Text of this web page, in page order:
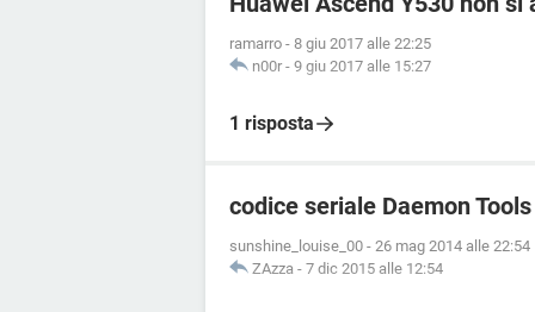
ramarro - 8 giu 2017 alle 22:25
n00r - 9 giu 2017 alle 15:27
1 risposta
codice seriale Daemon Tools
sunshine_louise_00 - 26 mag 2014 alle 22:54
ZAzza - 7 dic 2015 alle 12:54